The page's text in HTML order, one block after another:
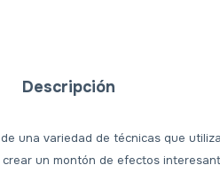
Descripción
una variedad de técnicas que
un montón de efectos